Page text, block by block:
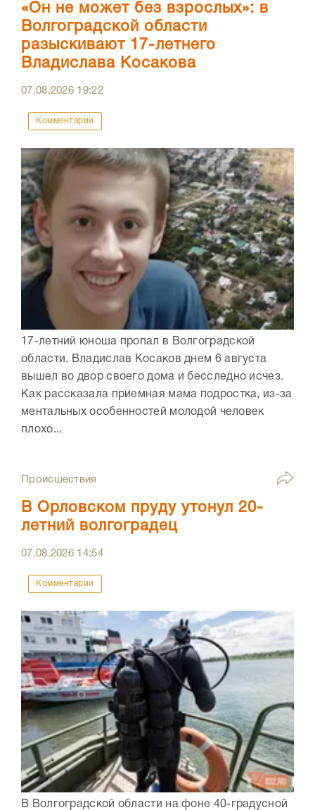
«Он не может без взрослых»: в
Волгоградской области
разыскивают 17-летнего
Владислава Косакова
07.08.2026 19:22
Комментарии
17-летний юноша пропал в Волгоградской
области. Владислав Косаков днем 6 августа
вышел во двор своего дома и бесследно исчез.
Как рассказала приемная мама подростка, из-за
ментальных особенностей молодой человек
плохо...
Происшествия
В Орловском пруду утонул 20-
летний волгоградец
07.08.2026 14:54
Комментарии
В Волгоградской области на фоне 40-градусной